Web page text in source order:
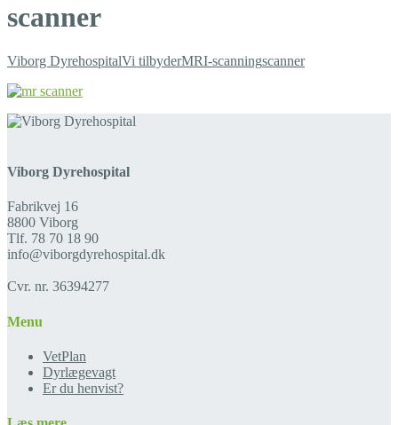
scanner
Viborg DyrehospitalVi tilbyderMRI-scanningscanner
Viborg Dyrehospital
Fabrikvej 16
8800 Viborg
Tlf. 78 70 18 90
info@viborgdyrehospital.dk
Cvr. nr. 36394277
Menu
VetPlan
Dyrlægevagt
Er du henvist?